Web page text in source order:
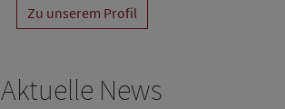
Zu unserem Profil
Aktuelle News